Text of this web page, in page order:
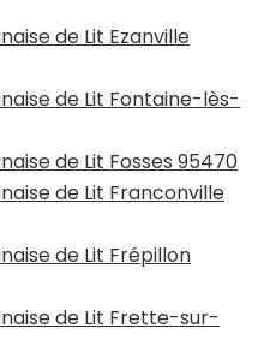
de Lit Ezanville
de Lit Fontaine-lès-
de Lit Fosses 95470
de Lit Franconville
de Lit Frépillon
de Lit Frette-sur-